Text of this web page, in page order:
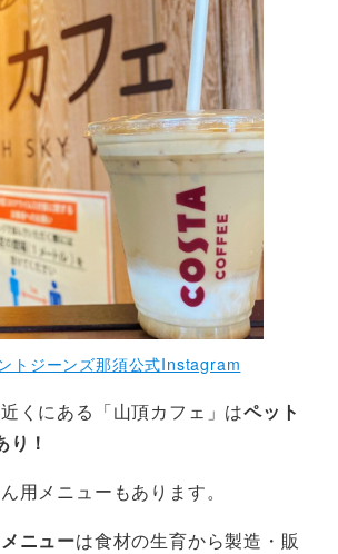
トジーンズ那須公式Instagram
くにある「山頂カフェ」はペット
！
用メニューもあります。
ニューは食材の生育から製造・販